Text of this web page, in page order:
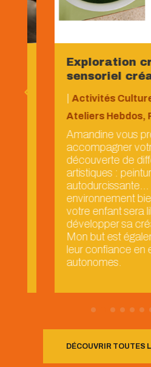
Exploration
sensoriel créatif
Activités Culturelles
Ateliers Hebdos,Pour
Amandine vous
accompagner votre
découverte de
artistiques : peinture,
autodurcissante... Dans
environnement
votre enfant sera libre
développer sa
Mon but est également
leur confiance en eux
autonomes.
DÉCOUVRIR TOUTES